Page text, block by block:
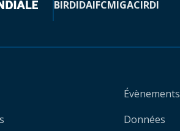
BIRDIDAIFCMIGACIRDI
Évènements
Données